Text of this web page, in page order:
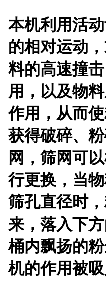
本机利用活
的相对运动
料的高速撞
用，以及物
作用，从而
获得破碎、
网，筛网可
行更换，当
筛孔直径时
来，落入下
桶内飘扬的
机的作用被